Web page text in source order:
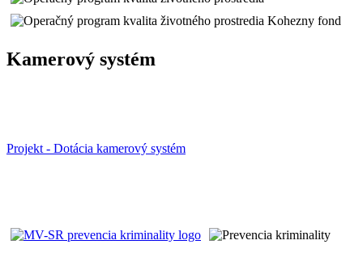
Kamerový systém
Projekt - Dotácia kamerový systém